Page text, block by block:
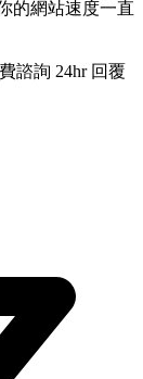
的網站速度一直
諮詢 24hr 回覆